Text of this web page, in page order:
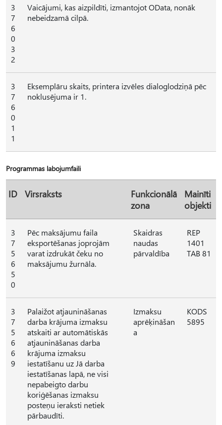
3
7
6
0
3
2
Vaicājumi, kas aizpildīti, izmantojot OData, nonāk
nebeidzamā cilpā.
3
7
6
0
1
1
Eksemplāru skaits, printera izvēles dialoglodziņā pēc
noklusējuma ir 1.
Programmas labojumfaili
ID Virsraksts
Funkcionālā
zona
Mainīti
objekti
3
7
5
6
5
0
Pēc maksājumu faila
eksportēšanas joprojām
varat izdrukāt čeku no
maksājumu žurnāla.
Skaidras
naudas
pārvaldība
REP
1401
TAB 81
3
7
5
6
6
9
Palaižot atjaunināšanas
darba krājuma izmaksu
atskaiti ar automātiskās
atjaunināšanas darba
krājuma izmaksu
iestatīšanu uz Jā darba
iestatīšanas lapā, ne visi
nepabeigto darbu
koriģēšanas izmaksu
posteņu ieraksti netiek
pārbaudīti.
Izmaksu
aprēķināšan
a
KODS
5895